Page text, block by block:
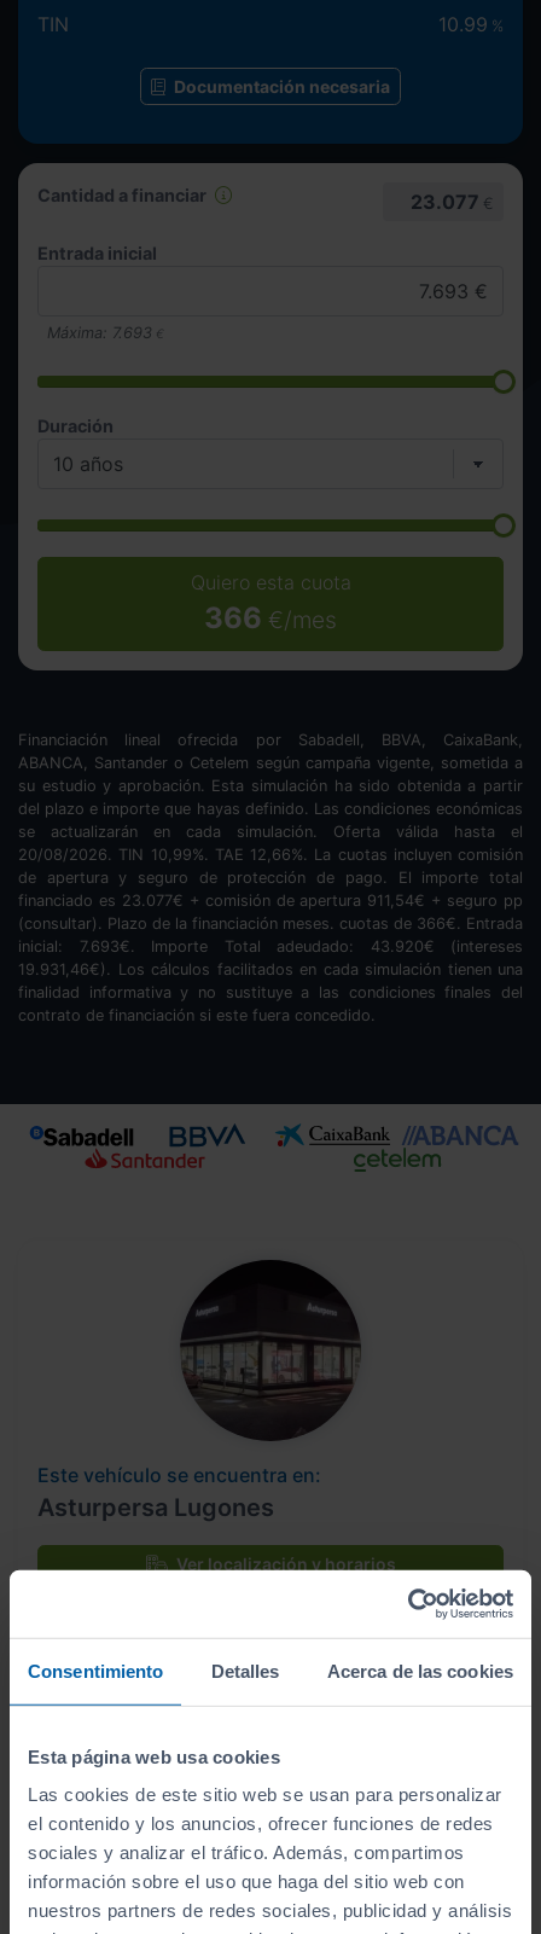
Consentimiento Detalles Acerca de las cookies
Esta página web usa cookies
Las cookies de este sitio web se usan para personalizar
el contenido y los anuncios, ofrecer funciones de redes
sociales y analizar el tráfico. Además, compartimos
información sobre el uso que haga del sitio web con
nuestros partners de redes sociales, publicidad y análisis
Cantidad a financiar 23.077 €
Entrada inicial
Máxima: 7.693 €
Duración
Quiero esta cuota
366 €/mes
TIN 10.99 %
Documentación necesaria
Financiación lineal ofrecida por Sabadell, BBVA, CaixaBank,
ABANCA, Santander o Cetelem según campaña vigente, sometida a
su estudio y aprobación. Esta simulación ha sido obtenida a partir
del plazo e importe que hayas definido. Las condiciones económicas
se actualizarán en cada simulación. Oferta válida hasta el
20/08/2026. TIN 10,99%. TAE 12,66%. La cuotas incluyen comisión
de apertura y seguro de protección de pago. El importe total
financiado es 23.077€ + comisión de apertura 911,54€ + seguro pp
(consultar). Plazo de la financiación meses. cuotas de 366€. Entrada
inicial: 7.693€. Importe Total adeudado: 43.920€ (intereses
19.931,46€). Los cálculos facilitados en cada simulación tienen una
finalidad informativa y no sustituye a las condiciones finales del
contrato de financiación si este fuera concedido.
Este vehículo se encuentra en:
Asturpersa Lugones
Ver localización y horarios
¿Estás lejos o no puedes desplazarte?
Pruébalo en cualquiera de nuestras
instalaciones (Ver instalaciones)
Te lo entregamos en tu casa, en cualquier
punto de la península. Consulta a nuestros
comerciales.